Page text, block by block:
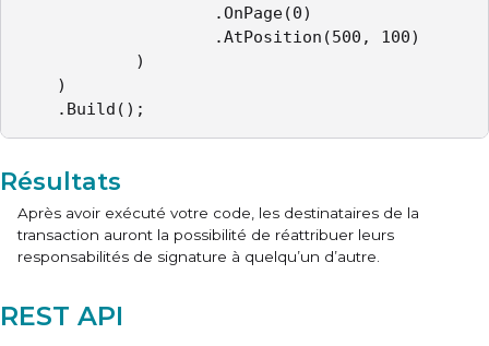
.OnPage(0)
.AtPosition(500, 100)
)
)
.Build();
Résultats
Après avoir exécuté votre code, les destinataires de la
transaction auront la possibilité de réattribuer leurs
responsabilités de signature à quelqu’un d’autre.
REST API